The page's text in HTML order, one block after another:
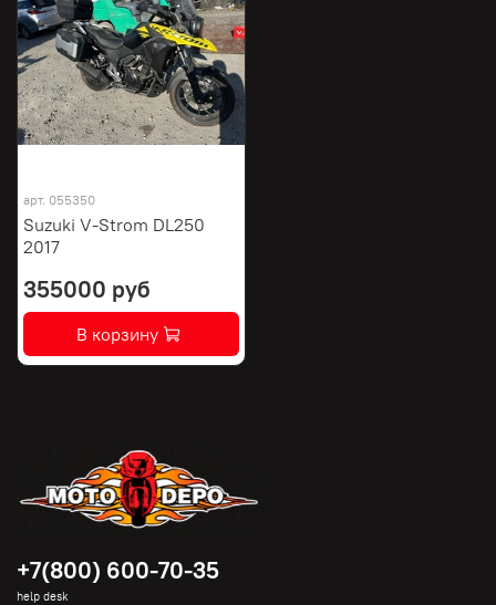
арт. 055350
Suzuki V-Strom DL250
2017
355000 руб
В корзину
+7(800) 600-70-35
help desk